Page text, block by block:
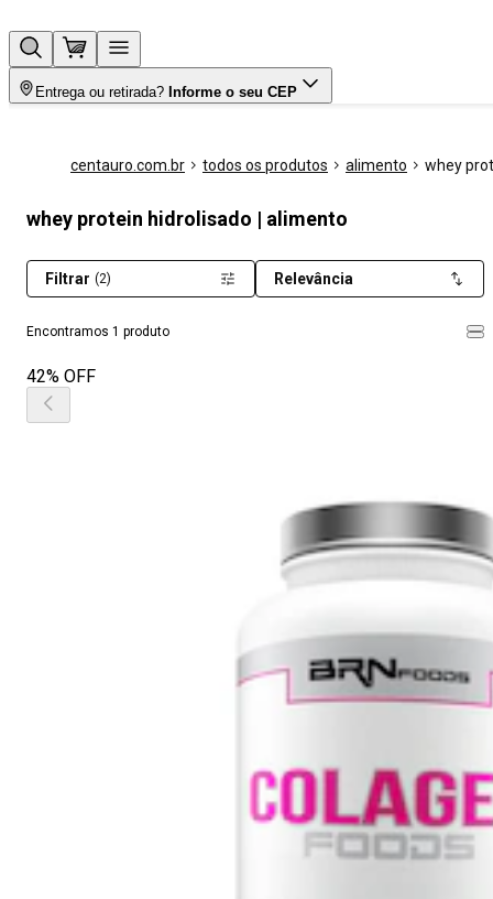
Entrega ou retirada? Informe o seu CEP
centauro.com.br todos os produtos alimento whey
whey protein hidrolisado | alimento
Encontramos 1 produto
Filtrar (2) Relevância
42% OFF